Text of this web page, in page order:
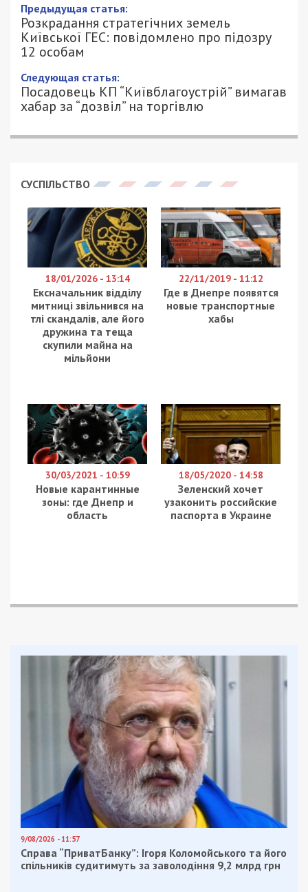
Предыдущая статья:
Розкрадання стратегічних земель
Київської ГЕС: повідомлено про підозру
12 особам
Следующая статья:
Посадовець КП “Київблагоустрій” вимагав
хабар за “дозвіл” на торгівлю
СУСПІЛЬСТВО
18/01/2026 - 13:14
Ексначальник відділу
митниці звільнився на
тлі скандалів, але його
дружина та теща
скупили майна на
мільйони
22/11/2019 - 11:12
Где в Днепре появятся
новые транспортные
хабы
30/03/2021 - 10:59
Новые карантинные
зоны: где Днепр и
область
18/05/2020 - 14:58
Зеленский хочет
узаконить российские
паспорта в Украине
9/08/2026 - 11:57
Справа “ПриватБанку”: Ігоря Коломойського та його
спільників судитимуть за заволодіння 9,2 млрд грн